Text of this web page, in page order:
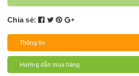
Chia sẻ:
Thông tin
Hướng dẫn mua hàng